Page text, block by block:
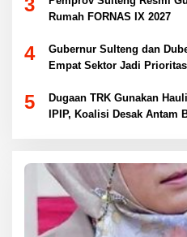
3
Rumah FORNAS IX 2027
4
Gubernur Sulteng dan
Empat Sektor Jadi Prioritas
5
Dugaan TRK Gunakan
IPIP, Koalisi Desak Antam